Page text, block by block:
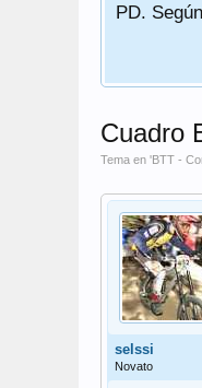
PD.
Cuadro
Tema en 'BTT -
selssi
Novato